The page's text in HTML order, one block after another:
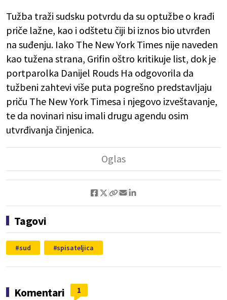
Tužba traži sudsku potvrdu da su optužbe o krađi
priče lažne, kao i odštetu čiji bi iznos bio utvrđen
na suđenju. Iako The New York Times nije naveden
kao tužena strana, Grifin oštro kritikuje list, dok je
portparolka Danijel Rouds Ha odgovorila da
tužbeni zahtevi više puta pogrešno predstavljaju
priču The New York Timesa i njegovo izveštavanje,
te da novinari nisu imali drugu agendu osim
utvrđivanja činjenica.
Tagovi
sud spisateljica
Komentari 1